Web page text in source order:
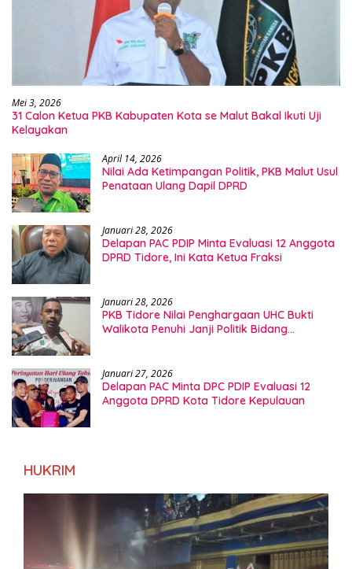
Mei 3, 2026
31 Calon Ketua PKB Kabupaten Kota se Malut Bakal Ikuti Uji
Kelayakan
April 14, 2026
Nilai Ada Ketimpangan Politik, PKB Malut Usul
Penataan Ulang Dapil DPRD
Januari 28, 2026
Delapan PAC PDIP Minta Evaluasi 12 Anggota
DPRD Tidore, Ini Kata Ketua Fraksi
Januari 28, 2026
PKB Tidore Nilai Penghargaan UHC Bukti
Walikota Penuhi Janji Politik Bidang
Januari 27, 2026
Delapan PAC Minta DPC PDIP Evaluasi 12
Anggota DPRD Kota Tidore Kepulauan
HUKRIM